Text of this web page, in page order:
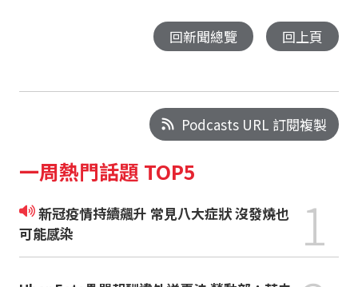
回新聞總覽 回上頁
Podcasts URL 訂閱複製
一周熱門話題 TOP5
新冠疫情持續飆升 常見八大症狀 沒發燒也
可能感染
1